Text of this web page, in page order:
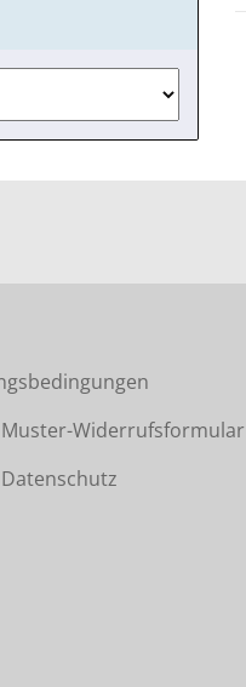
Widerrufsformular